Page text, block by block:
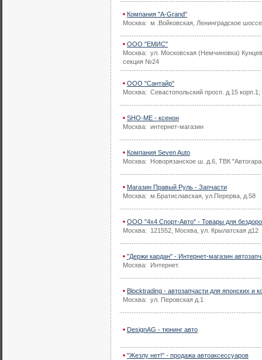
Компания "A-Grand"
Москва: м .Войковская, Ленинградское
ООО "ЕМИС"
Москва: ул. Московская (Немчиновка)
секция №24
ООО "Сантайр"
Москва: Севастопольский просп. д.15
SHO-ME - ксенон
Москва: интернет-магазин
Компания Seven Auto
Москва: Новорязанское ш. д.6, ТВК
Магазин Правый Руль - Запчасти
Москва: м.Братиславская, ул.Перерва, д.58
ООО "4х4 Спорт-Авто" - Товары для
Москва: 121552, Москва, ул. Крылатская д12
"Держи кардан" - Интернет-магазин
Москва: Интернет.
Blocktrading - автозапчасти для японских и
Москва: ул. Перовская д.1
DesignAG - тюнинг авто
"Жезлу нет!" - продажа автоаксессуаров